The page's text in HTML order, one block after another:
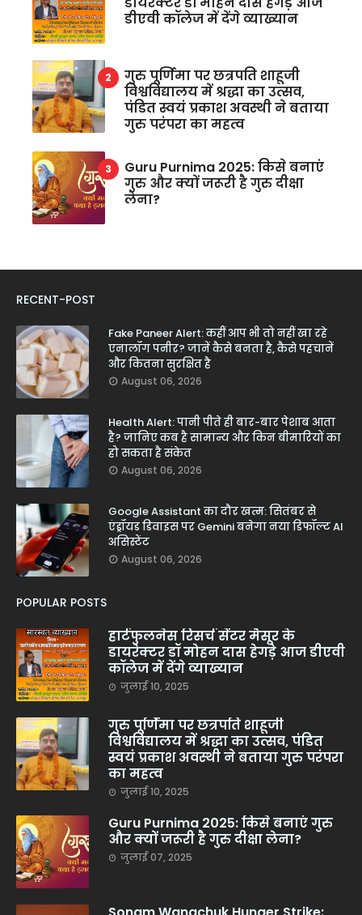
डीएवी कॉलेज में देंगे व्याख्यान
गुरु पूर्णिमा पर छत्रपति शाहूजी
विश्वविद्यालय में श्रद्धा का उत्सव,
पंडित स्वयं प्रकाश अवस्थी ने बताया
गुरु परंपरा का महत्व
Guru Purnima 2025: किसे बनाएं
गुरु और क्यों जरूरी है गुरु दीक्षा
लेना?
RECENT-POST
Fake Paneer Alert: कहीं आप भी तो नहीं खा रहे
एनालॉग पनीर? जानें कैसे बनता है, कैसे पहचानें
और कितना सुरक्षित है
August 06, 2026
Health Alert: पानी पीते ही बार-बार पेशाब आता
है? जानिए कब है सामान्य और किन बीमारियों का
हो सकता है संकेत
August 06, 2026
Google Assistant का दौर खत्म: सितंबर से
एंड्रॉयड डिवाइस पर Gemini बनेगा नया डिफॉल्ट AI
असिस्टेंट
August 06, 2026
POPULAR POSTS
हार्टफुलनेस रिसर्च सेंटर मैसूर के
डायरेक्टर डॉ मोहन दास हेगड़े आज डीएवी
कॉलेज में देंगे व्याख्यान
जुलाई 10, 2025
गुरु पूर्णिमा पर छत्रपति शाहूजी
विश्वविद्यालय में श्रद्धा का उत्सव, पंडित
स्वयं प्रकाश अवस्थी ने बताया गुरु परंपरा
का महत्व
जुलाई 10, 2025
Guru Purnima 2025: किसे बनाएं गुरु
और क्यों जरूरी है गुरु दीक्षा लेना?
जुलाई 07, 2025